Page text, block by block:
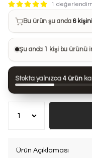
1
Bu ürün şu anda 6
Bu ürünü 25 kişi
Bu ürün son 24 saatte
Şu anda 1 kişi bu ürünü
Stokta yalnızca 4 ürün
Ürün Açıklaması